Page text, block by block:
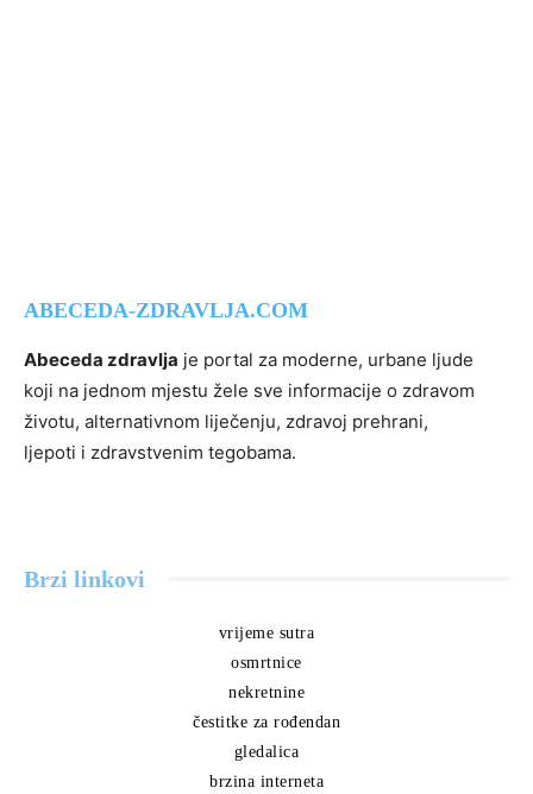
ABECEDA-ZDRAVLJA.COM
Abeceda zdravlja je portal za moderne, urbane ljude
koji na jednom mjestu žele sve informacije o zdravom
životu, alternativnom liječenju, zdravoj prehrani,
ljepoti i zdravstvenim tegobama.
Brzi linkovi
vrijeme sutra
osmrtnice
nekretnine
čestitke za rođendan
gledalica
brzina interneta